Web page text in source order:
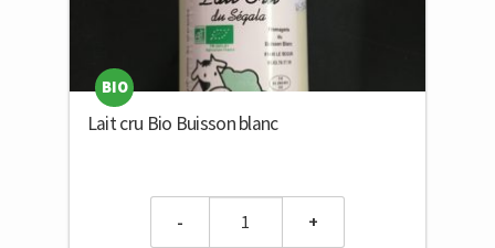
Lait cru Bio Buisson blanc
BIO